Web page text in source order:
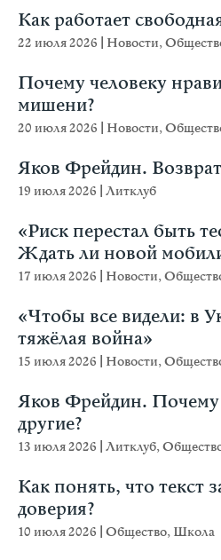
Как работает
22 июля 2026 Новости,
Почему человеку
мишени?
20 июля 2026 Новости,
Яков Фрейдин.
19 июля 2026 Литклуб
«Риск перестал быть
Ждать ли новой
17 июля 2026 Новости,
«Чтобы все видели: в
тяжёлая война»
15 июля 2026 Новости,
Яков Фрейдин.
другие?
13 июля 2026 Литклуб,
Как понять, что текст
доверия?
10 июля 2026 Общество, Школа